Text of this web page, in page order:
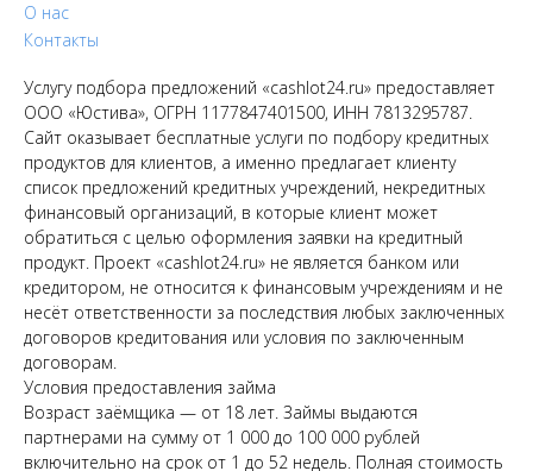
О нас
Контакты
Услугу подбора предложений «cashlot24.ru» предоставляет
ООО «Юстива», ОГРН 1177847401500, ИНН 7813295787.
Сайт оказывает бесплатные услуги по подбору кредитных
продуктов для клиентов, а именно предлагает клиенту
список предложений кредитных учреждений, некредитных
финансовый организаций, в которые клиент может
обратиться с целью оформления заявки на кредитный
продукт. Проект «cashlot24.ru» не является банком или
кредитором, не относится к финансовым учреждениям и не
несёт ответственности за последствия любых заключенных
договоров кредитования или условия по заключенным
договорам.
Условия предоставления займа
Возраст заёмщика — от 18 лет. Займы выдаются
партнерами на сумму от 1 000 до 100 000 рублей
включительно на срок от 1 до 52 недель. Полная стоимость